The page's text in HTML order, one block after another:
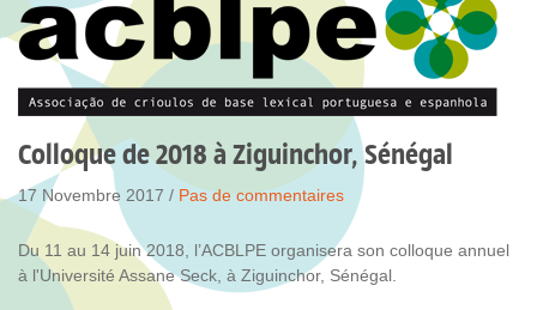
Colloque de 2018 à Ziguinchor, Sénégal
17 Novembre 2017 / Pas de commentaires
Du 11 au 14 juin 2018, l’ACBLPE organisera son colloque annuel
à l'Université Assane Seck, à Ziguinchor, Sénégal.